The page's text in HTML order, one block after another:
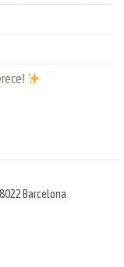
Barcelona